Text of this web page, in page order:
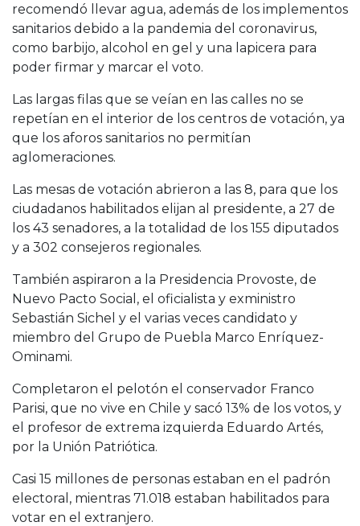
recomendó llevar agua, además de los implementos
sanitarios debido a la pandemia del coronavirus,
como barbijo, alcohol en gel y una lapicera para
poder firmar y marcar el voto.
Las largas filas que se veían en las calles no se
repetían en el interior de los centros de votación, ya
que los aforos sanitarios no permitían
aglomeraciones.
Las mesas de votación abrieron a las 8, para que los
ciudadanos habilitados elijan al presidente, a 27 de
los 43 senadores, a la totalidad de los 155 diputados
y a 302 consejeros regionales.
También aspiraron a la Presidencia Provoste, de
Nuevo Pacto Social, el oficialista y exministro
Sebastián Sichel y el varias veces candidato y
miembro del Grupo de Puebla Marco Enríquez-
Ominami.
Completaron el pelotón el conservador Franco
Parisi, que no vive en Chile y sacó 13% de los votos, y
el profesor de extrema izquierda Eduardo Artés,
por la Unión Patriótica.
Casi 15 millones de personas estaban en el padrón
electoral, mientras 71.018 estaban habilitados para
votar en el extranjero.